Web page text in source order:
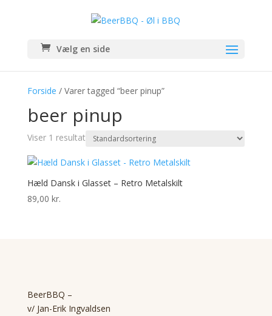
Vælg en side
Forside / Varer tagged “beer pinup”
beer pinup
Viser 1 resultat
Hæld Dansk i Glasset – Retro Metalskilt
89,00 kr.
BeerBBQ –
v/ Jan-Erik Ingvaldsen